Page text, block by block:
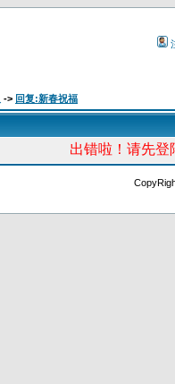
-> 回复:新春祝福
出错啦！请先登